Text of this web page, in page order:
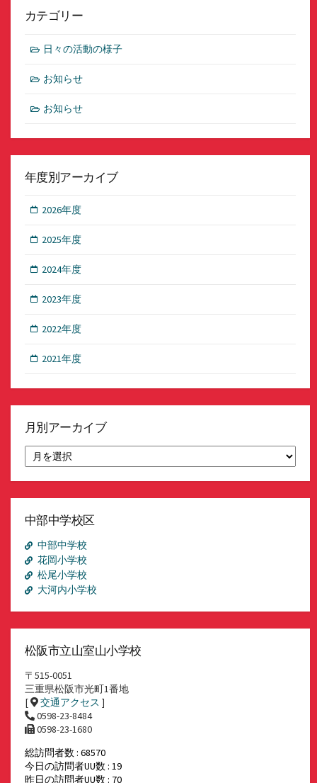
カテゴリー
日々の活動の様子
お知らせ
お知らせ
年度別アーカイブ
2026年度
2025年度
2024年度
2023年度
2022年度
2021年度
月別アーカイブ
別
イ
中部中学校区
中部中学校
花岡小学校
松尾小学校
大河内小学校
松阪市立山室山小学校
〒515-0051
三重県松阪市光町1番地
[
交通アクセス ]
0598-23-8484
0598-23-1680
総訪問者数 : 68570
今日の訪問者UU数 : 19
昨日の訪問者UU数 : 70